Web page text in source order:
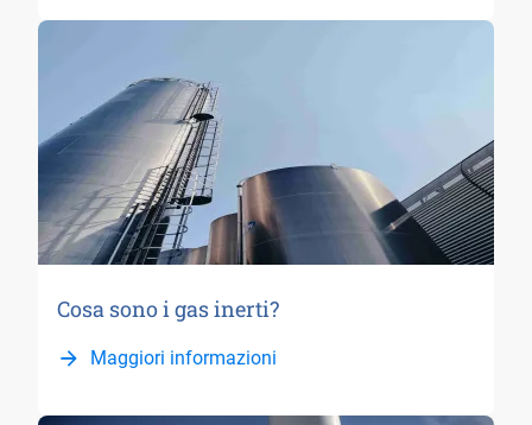
Cosa sono i gas inerti?
Maggiori informazioni